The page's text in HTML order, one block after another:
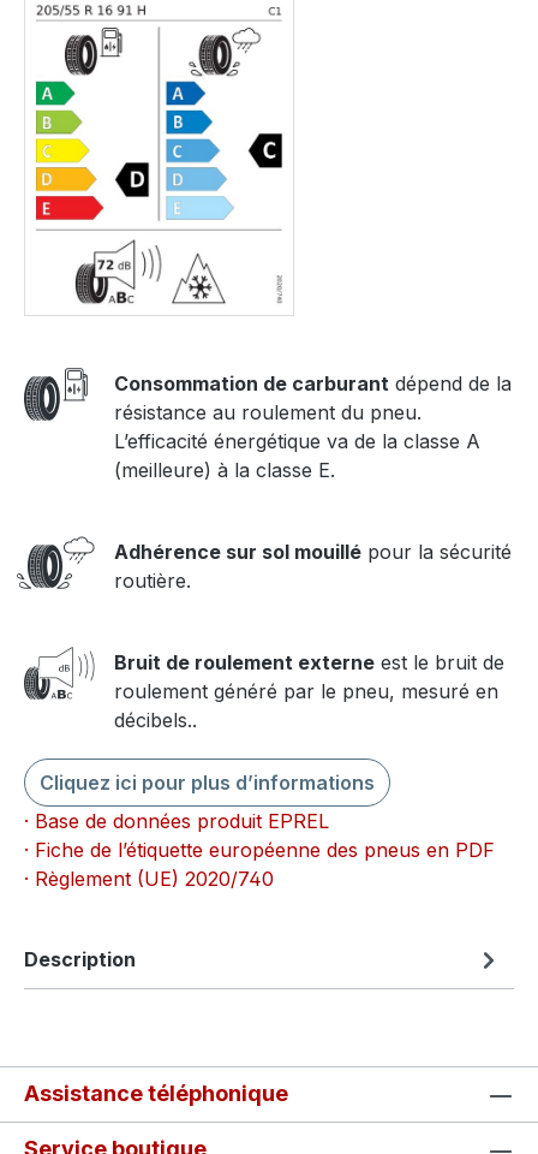
Consommation de carburant dépend de la
résistance au roulement du pneu.
L’efficacité énergétique va de la classe A
(meilleure) à la classe E.
Adhérence sur sol mouillé pour la sécurité
routière.
Bruit de roulement externe est le bruit de
roulement généré par le pneu, mesuré en
décibels..
Cliquez ici pour plus d’informations
· Base de données produit EPREL
· Fiche de l’étiquette européenne des pneus en PDF
· Règlement (UE) 2020/740
Description
Assistance téléphonique
Service boutique